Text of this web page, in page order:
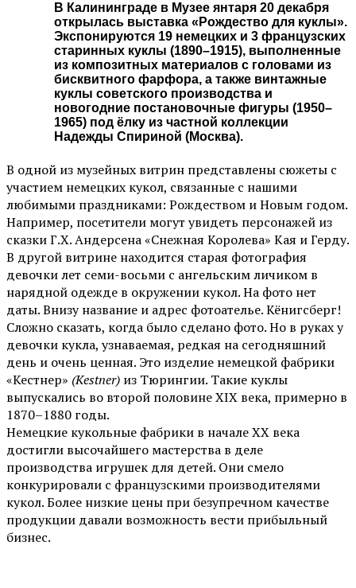
В Калининграде в Музее янтаря 20 декабря
открылась выставка «Рождество для куклы».
Экспонируются 19 немецких и 3 французских
старинных куклы (1890–1915), выполненные
из композитных материалов с головами из
бисквитного фарфора, а также винтажные
куклы советского производства и
новогодние постановочные фигуры (1950–
1965) под ёлку из частной коллекции
Надежды Спириной (Москва).
В одной из музейных витрин представлены сюжеты с
участием немецких кукол, связанные с нашими
любимыми праздниками: Рождеством и Новым годом.
Например, посетители могут увидеть персонажей из
сказки Г.Х. Андерсена «Снежная Королева» Кая и Герду.
В другой витрине находится старая фотография
девочки лет семи-восьми с ангельским личиком в
нарядной одежде в окружении кукол. На фото нет
даты. Внизу название и адрес фотоателье. Кёнигсберг!
Сложно сказать, когда было сделано фото. Но в руках у
девочки кукла, узнаваемая, редкая на сегодняшний
день и очень ценная. Это изделие немецкой фабрики
«Кестнер» (Kestner) из Тюрингии. Такие куклы
выпускались во второй половине XIX века, примерно в
1870–1880 годы.
Немецкие кукольные фабрики в начале ХХ века
достигли высочайшего мастерства в деле
производства игрушек для детей. Они смело
конкурировали с французскими производителями
кукол. Более низкие цены при безупречном качестве
продукции давали возможность вести прибыльный
бизнес.